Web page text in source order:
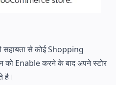
से कोई Shopping
को Enable करने के बाद अपने स्टोर
है।